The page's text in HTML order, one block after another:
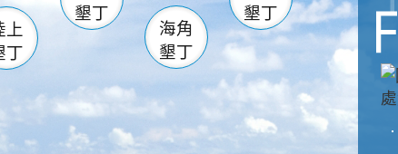
上
丁
墾丁
海角
墾丁
墾丁